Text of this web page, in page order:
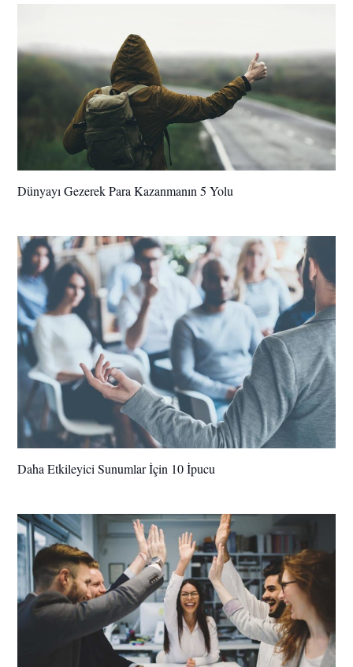
Dünyayı Gezerek Para Kazanmanın 5 Yolu
Daha Etkileyici Sunumlar İçin 10 İpucu